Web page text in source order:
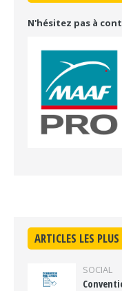
N'hésitez pas à
ARTICLES LES PLUS
SOCIAL